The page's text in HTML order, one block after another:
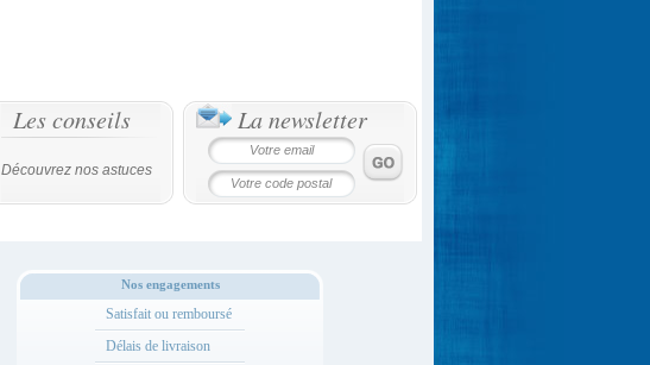
Les conseils
Découvrez nos astuces
La newsletter
Nos engagements
Satisfait ou remboursé
Délais de livraison